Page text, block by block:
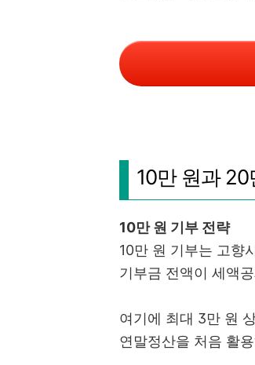
10만 원과
10만 원 기부 전략
10만 원 기부는 고향
기부금 전액이 세액
여기에 최대 3만 원
연말정산을 처음 활